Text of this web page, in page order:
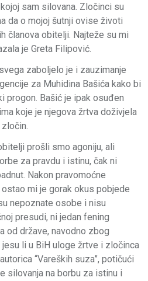
sam silovana. Zločinci su
da o mojoj šutnji ovise životi
članova obitelji. Najteže su mi
je Greta Filipović.
zaboljelo je i zauzimanje
za Muhidina Bašića kako bi
progon. Bašić je ipak osuđen
koje je njegova žrtva doživjela
prošli smo agoniju, ali
za pravdu i istinu, čak ni
Nakon pravomoćne
mi je gorak okus pobjede
nepoznate osobe i nisu
presudi, ni jedan fening
od države, navodno zbog
li u BiH uloge žrtve i zločinca
“Vareških suza”, potičući
silovanja na borbu za istinu i